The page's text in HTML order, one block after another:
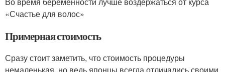
«Счастье для волос»
Примерная стоимость
Сразу стоит заметить, что стоимость процедуры